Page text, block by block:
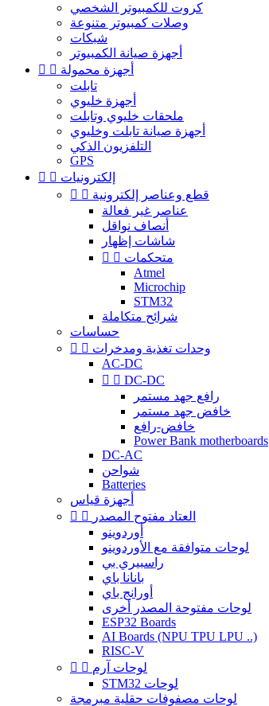
كروت للكمبيوتر الشخصي
وصلات كمبيوتر متنوعة
شبكات
أجهزة صيانة الكمبيوتر
  أجهزة محمولة
تابلت
أجهزة خليوي
ملحقات خليوي وتابلت
أجهزة صيانة تابلت وخليوي
التلفزيون الذكي
GPS
  إلكترونيات
  قطع وعناصر إلكترونية
عناصر غير فعالة
أنصاف نواقل
شاشات إظهار
  متحكمات
Atmel
Microchip
STM32
شرائح متكاملة
حساسات
  وحدات تغذية ومدخرات
AC-DC
  DC-DC
رافع جهد مستمر
خافض جهد مستمر
خافض-رافع
Power Bank motherboards
DC-AC
شواحن
Batteries
أجهزة قياس
 
العتاد مفتوح المصدر
أوردوينو
لوحات متوافقة مع الأوردوينو
راسبيري بي
بانانا باي
أورانج باي
لوحات مفتوحة المصدر أخرى
ESP32 Boards
AI Boards (NPU TPU LPU ..)
RISC-V
  لوحات آرم
STM32 لوحات
لوحات مصفوفات حقلية مبرمجة